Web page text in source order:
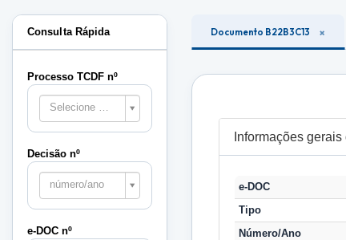
Consulta Rápida
Processo TCDF nº
Selecione o processo
Decisão nº
número/ano
e-DOC nº
Documento B22B3C13
Informações
e-DOC
Tipo
Número/Ano